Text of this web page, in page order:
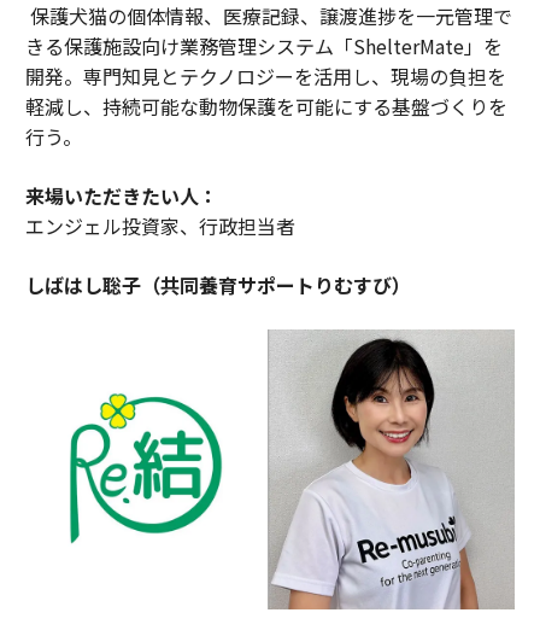
保護犬猫の個体情報、医療記録、譲渡進捗を一元管理で
きる保護施設向け業務管理システム「ShelterMate」を
開発。専門知見とテクノロジーを活用し、現場の負担を
軽減し、持続可能な動物保護を可能にする基盤づくりを
行う。
来場いただきたい人：
エンジェル投資家、行政担当者
しばはし聡子（共同養育サポートりむすび）